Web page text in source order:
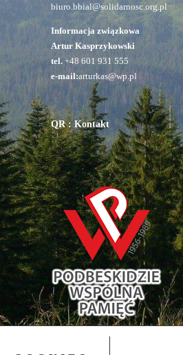
biuro.bbial@solidarnosc.org.pl
Informacja związkowa
Artur Kasprzykowski
tel.+48 601 931 555
e-mail:arturkas@wp.pl
QR : Kontakt